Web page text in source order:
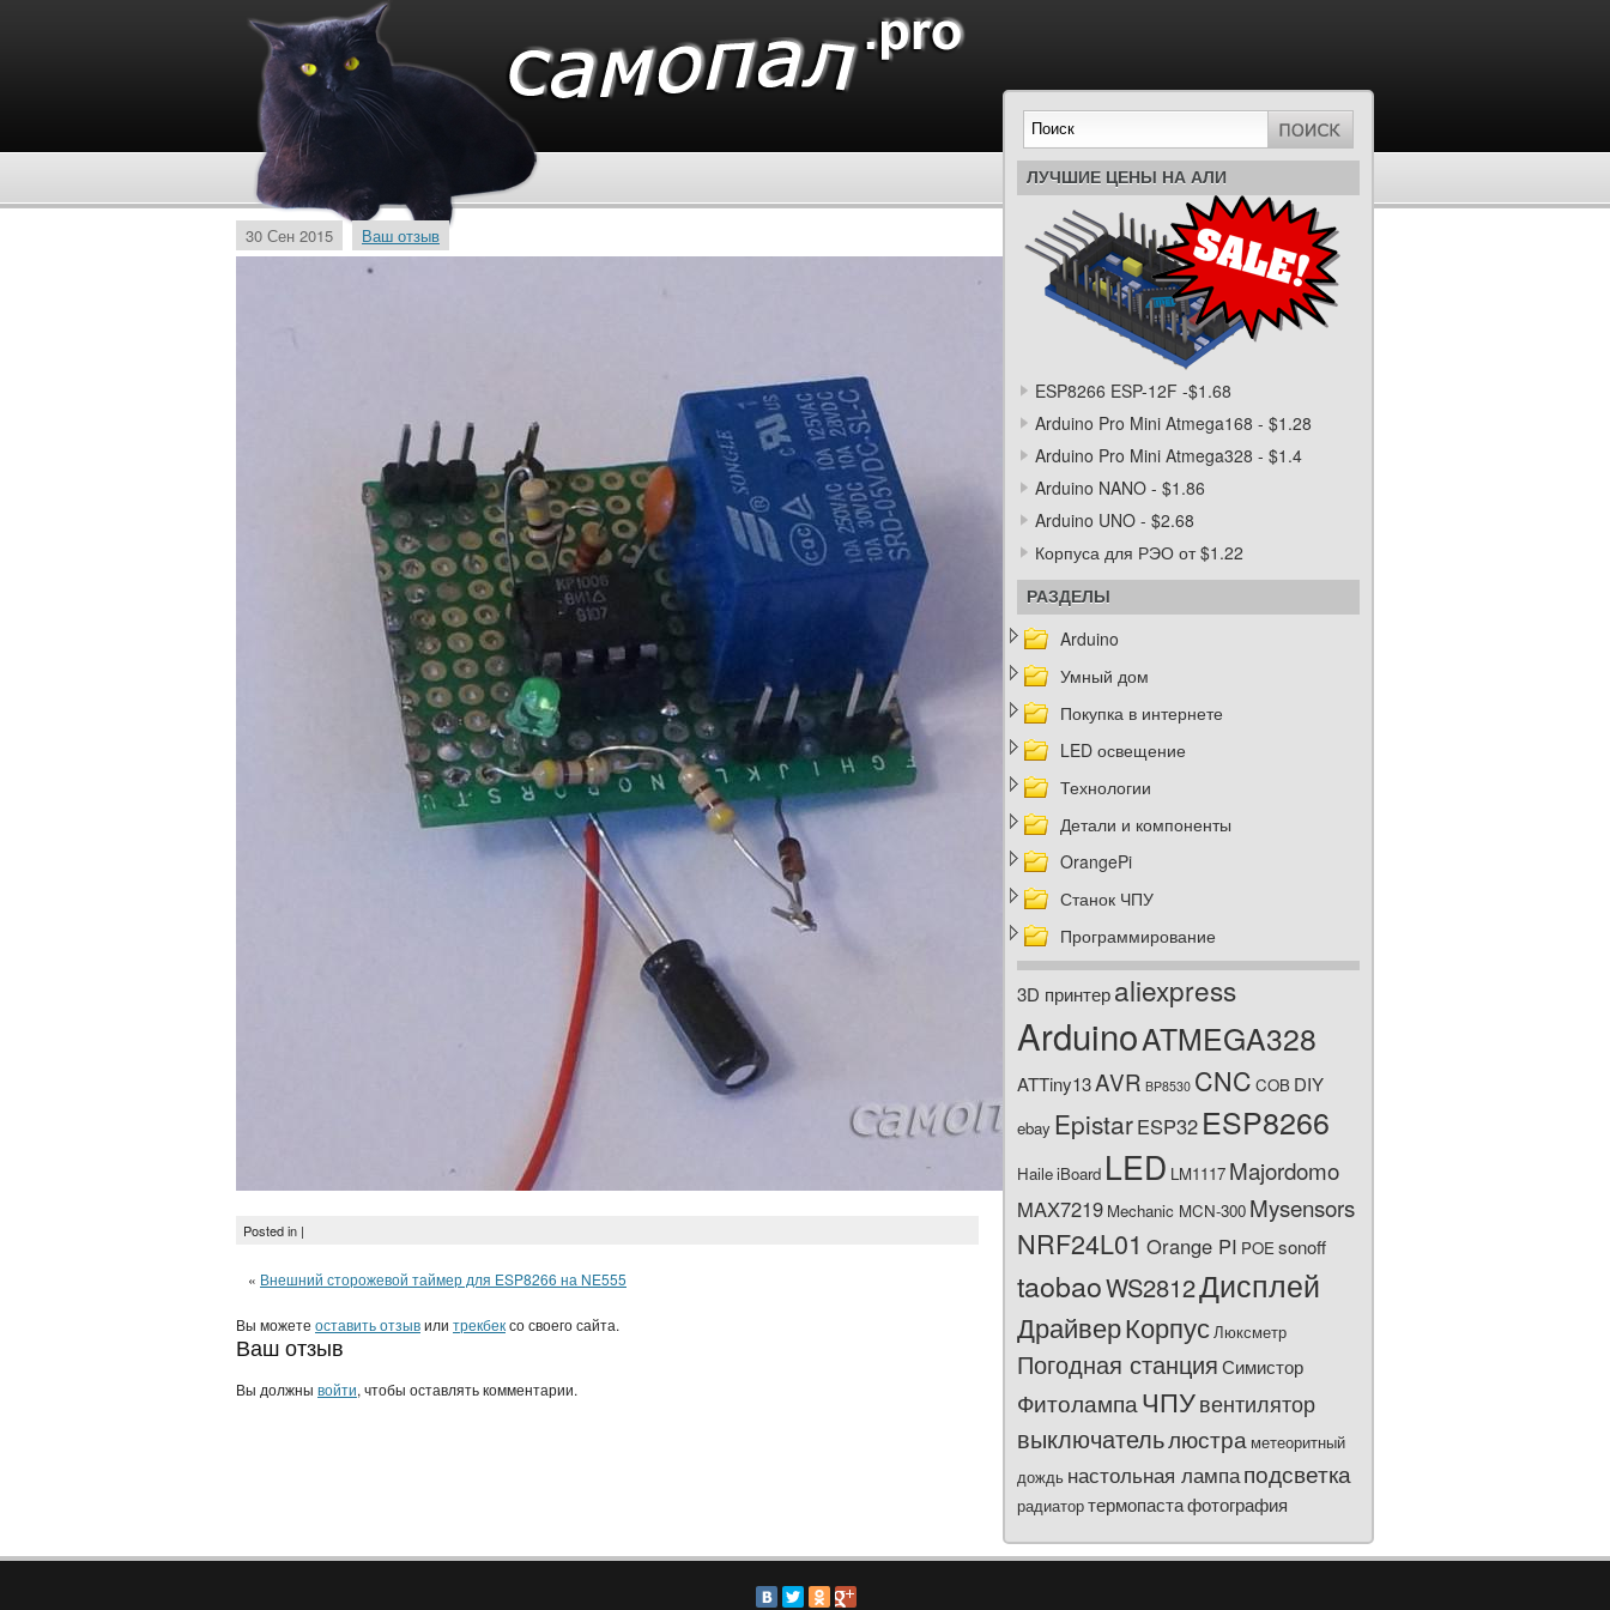
30 Сен 2015 Ваш отзыв
Posted in |
« Внешний сторожевой таймер для ESP8266 на NE555
Вы можете оставить отзывили трекбексо своего сайта.
Ваш отзыв
Вы должны войти, чтобы оставлять комментарии.
ЛУЧШИЕ ЦЕНЫ НА АЛИ
ESP8266 ESP-12F -$1.68
Arduino Pro Mini Atmega168 - $1.28
Arduino Pro Mini Atmega328 - $1.4
Arduino NANO - $1.86
Arduino UNO - $2.68
Корпуса для РЭО от $1.22
РАЗДЕЛЫ
Arduino
Умный дом
Покупка в интернете
LED освещение
Технологии
Детали и компоненты
OrangePi
Станок ЧПУ
Программирование
3D принтерaliexpress
ArduinoATMEGA328
ATTiny13AVR BP8530 CNC COB DIY
ebay EpistarESP32 ESP8266
HaileiBoard LED LM1117 Majordomo
MAX7219 Mechanic MCN-300 Mysensors
NRF24L01 Orange PI POEsonoff
taobaoWS2812Дисплей
ДрайверКорпусЛюксметр
Погодная станцияСимистор
ФитолампаЧПУвентилятор
выключательлюстра метеоритный
дождь настольная лампаподсветка
радиатортермопастафотография